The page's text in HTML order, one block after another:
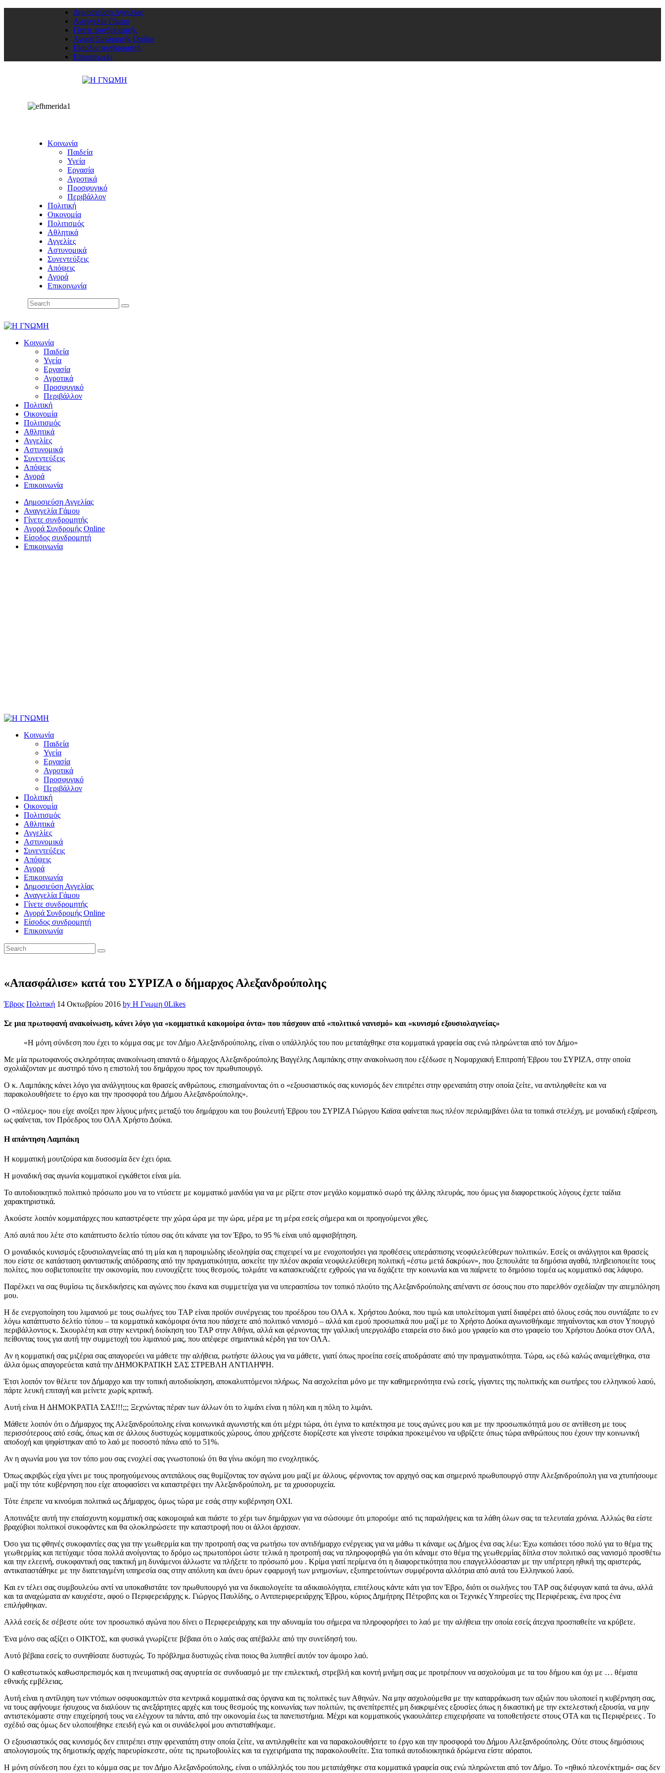
Δημοσιεύση Αγγελίας
Αναγγελία Γάμου
Γίνετε συνδρομητής
Αγορά Συνδρομής Online
Είσοδος συνδρομητή
Επικοινωνία
Κοινωνία
Παιδεία
Υγεία
Εργασία
Αγροτικά
Προσφυγικό
Περιβάλλον
Πολιτική
Οικονομία
Πολιτισμός
Αθλητικά
Αγγελίες
Αστυνομικά
Συνεντεύξεις
Απόψεις
Αγορά
Επικοινωνία
Κοινωνία
Παιδεία
Υγεία
Εργασία
Αγροτικά
Προσφυγικό
Περιβάλλον
Πολιτική
Οικονομία
Πολιτισμός
Αθλητικά
Αγγελίες
Αστυνομικά
Συνεντεύξεις
Απόψεις
Αγορά
Επικοινωνία
Δημοσιεύση Αγγελίας
Αναγγελία Γάμου
Γίνετε συνδρομητής
Αγορά Συνδρομής Online
Είσοδος συνδρομητή
Επικοινωνία
Κοινωνία
Παιδεία
Υγεία
Εργασία
Αγροτικά
Προσφυγικό
Περιβάλλον
Πολιτική
Οικονομία
Πολιτισμός
Αθλητικά
Αγγελίες
Αστυνομικά
Συνεντεύξεις
Απόψεις
Αγορά
Επικοινωνία
Δημοσιεύση Αγγελίας
Αναγγελία Γάμου
Γίνετε συνδρομητής
Αγορά Συνδρομής Online
Είσοδος συνδρομητή
Επικοινωνία
«Απασφάλισε» κατά του ΣΥΡΙΖΑ ο δήμαρχος Αλεξανδρούπολης
Έβρος Πολιτική 14 Οκτωβρίου 2016 by Η Γνωμη 0Likes
Σε μια πρωτοφανή ανακοίνωση, κάνει λόγο για «κομματικά κακομοίρα όντα» που πάσχουν από «πολιτικό νανισμό» και «κυνισμό εξουσιολαγνείας»
«Η μόνη σύνδεση που έχει το κόμμα σας με τον Δήμο Αλεξανδρούπολης, είναι ο υπάλληλός του που μετατάχθηκε στα κομματικά γραφεία σας ενώ πληρώνεται από τον Δήμο»
Με μία πρωτοφανούς σκληρότητας ανακοίνωση απαντά ο δήμαρχος Αλεξανδρούπολης Βαγγέλης Λαμπάκης στην ανακοίνωση που εξέδωσε η Νομαρχιακή Επιτροπή Έβρου του ΣΥΡΙΖΑ, στην οποία
σχολιάζονταν με αυστηρό τόνο η επιστολή του δημάρχου προς τον πρωθυπουργό.
Ο κ. Λαμπάκης κάνει λόγο για ανάλγητους και θρασείς ανθρώπους, επισημαίνοντας ότι ο «εξουσιαστικός σας κυνισμός δεν επιτρέπει στην φρεναπάτη στην οποία ζείτε, να αντιληφθείτε και να
παρακολουθήσετε το έργο και την προσφορά του Δήμου Αλεξανδρούπολης».
Ο «πόλεμος» που είχε ανοίξει πριν λίγους μήνες μεταξύ του δημάρχου και του βουλευτή Έβρου του ΣΥΡΙΖΑ Γιώργου Καϊσα φαίνεται πως πλέον περιλαμβάνει όλα τα τοπικά στελέχη, με μοναδική εξαίρεση,
ως φαίνεται, τον Πρόεδρος του ΟΛΑ Χρήστο Δούκα.
Η απάντηση Λαμπάκη
Η κομματική μουτζούρα και δυσοσμία δεν έχει όρια.
Η μοναδική σας αγωνία κομματικοί εγκάθετοι είναι μία.
Το αυτοδιοικητικό πολιτικό πρόσωπο μου να το ντύσετε με κομματικό μανδύα για να με ρίξετε στον μεγάλο κομματικό σωρό της άλλης πλευράς, που όμως για διαφορετικούς λόγους έχετε ταίδια
χαρακτηριστικά.
Ακούστε λοιπόν κομματάρχες που καταστρέφετε την χώρα ώρα με την ώρα, μέρα με τη μέρα εσείς σήμερα και οι προηγούμενοι χθες.
Από αυτά που λέτε στο κατάπτυστο δελτίο τύπου σας ότι κάνατε για τον Έβρο, το 95 % είναι υπό αμφισβήτηση.
Ο μοναδικός κυνισμός εξουσιολαγνείας από τη μία και η παροιμιώδης ιδεοληψία σας επιχειρεί να με ενοχοποιήσει για προθέσεις υπεράσπισης νεοφιλελεύθερων πολιτικών. Εσείς οι ανάλγητοι και θρασείς
που είστε σε κατάσταση φανταστικής απόδρασης από την πραγματικότητα, ασκείτε την πλέον ακραία νεοφιλελεύθερη πολιτική «έστω μετά δακρύων», που ξεπουλάτε τα δημόσια αγαθά, πληβειοποιείτε τους
πολίτες, που σοβιετοποιείτε την οικονομία, που ευνουχίζετε τους θεσμούς, τολμάτε να κατασκευάζετε εχθρούς για να διχάζετε την κοινωνία και να παίρνετε το δημόσιο τομέα ως κομματικό σας λάφυρο.
Παρέλκει να σας θυμίσω τις διεκδικήσεις και αγώνες που έκανα και συμμετείχα για να υπερασπίσω τον τοπικό πλούτο της Αλεξανδρούπολης απέναντι σε όσους που στο παρελθόν σχεδίαζαν την απεμπόληση
μου.
Η δε ενεργοποίηση του λιμανιού με τους σωλήνες του ΤΑΡ είναι προϊόν συνέργειας του προέδρου του ΟΛΑ κ. Χρήστου Δούκα, που τιμώ και υπολείπομαι γιατί διαφέρει από όλους εσάς που συντάξατε το εν
λόγω κατάπτυστο δελτίο τύπου – τα κομματικά κακόμοιρα όντα που πάσχετε από πολιτικό νανισμό – αλλά και εμού προσωπικά που μαζί με το Χρήστο Δούκα αγωνισθήκαμε πηγαίνοντας και στον Υπουργό
περιβάλλοντος κ. Σκουρλέτη και στην κεντρική διοίκηση του ΤΑΡ στην Αθήνα, αλλά και φέρνοντας την γαλλική υπεργολάβο εταιρεία στο δικό μου γραφείο και στο γραφείο του Χρήστου Δούκα στον ΟΛΑ,
πείθοντας τους για αυτή την συμμετοχή του λιμανιού μας, που απέφερε σημαντικά κέρδη για τον ΟΛΑ.
Αν η κομματική σας μιζέρια σας απαγορεύει να μάθετε την αλήθεια, ρωτήστε άλλους για να μάθετε, γιατί όπως προείπα εσείς αποδράσατε από την πραγματικότητα. Τώρα, ως εδώ καλώς αναμείχθηκα, στα
άλλα όμως απαγορεύεται κατά την ΔΗΜΟΚΡΑΤΙΚΗ ΣΑΣ ΣΤΡΕΒΛΗ ΑΝΤΙΛΗΨΗ.
Έτσι λοιπόν τον θέλετε τον Δήμαρχο και την τοπική αυτοδιοίκηση, αποκαλυπτόμενοι πλήρως. Να ασχολείται μόνο με την καθημερινότητα ενώ εσείς, γίγαντες της πολιτικής και σωτήρες του ελληνικού λαού,
πάρτε λευκή επιταγή και μείνετε χωρίς κριτική.
Αυτή είναι Η ΔΗΜΟΚΡΑΤΙΑ ΣΑΣ!!!;;; Ξεχνώντας πέραν των άλλων ότι το λιμάνι είναι η πόλη και η πόλη το λιμάνι.
Μάθετε λοιπόν ότι ο Δήμαρχος της Αλεξανδρούπολης είναι κοινωνικά αγωνιστής και ότι μέχρι τώρα, ότι έγινα το κατέκτησα με τους αγώνες μου και με την προσωπικότητά μου σε αντίθεση με τους
περισσότερους από εσάς, όπως και σε άλλους δυστυχώς κομματικούς χώρους, όπου χρήζεστε διορίζεστε και γίνεστε τσιράκια προκειμένου να υβρίζετε όπως τώρα ανθρώπους που έχουν την κοινωνική
αποδοχή και ψηφίστηκαν από το λαό με ποσοστό πάνω από το 51%.
Αν η αγωνία μου για τον τόπο μου σας ενοχλεί σας γνωστοποιώ ότι θα γίνω ακόμη πιο ενοχλητικός.
Όπως ακριβώς είχα γίνει με τους προηγούμενους αντιπάλους σας θυμίζοντας τον αγώνα μου μαζί με άλλους, φέρνοντας τον αρχηγό σας και σημερινό πρωθυπουργό στην Αλεξανδρούπολη για να χτυπήσουμε
μαζί την τότε κυβέρνηση που είχε αποφασίσει να καταστρέψει την Αλεξανδρούπολη, με τα χρυσορυχεία.
Τότε έπρεπε να κινούμαι πολιτικά ως Δήμαρχος, όμως τώρα με εσάς στην κυβέρνηση ΟΧΙ.
Αποτινάξτε αυτή την επαίσχυντη κομματική σας κακομοιριά και πιάστε το χέρι των δημάρχων για να σώσουμε ότι μπορούμε από τις παραλήψεις και τα λάθη όλων σας τα τελευταία χρόνια. Αλλιώς θα είστε
βραχύβιοι πολιτικοί συκοφάντες και θα ολοκληρώσετε την καταστροφή που οι άλλοι άρχισαν.
Όσο για τις φθηνές συκοφαντίες σας για την γεωθερμία και την προτροπή σας να ρωτήσω τον αντιδήμαρχο ενέργειας για να μάθω τι κάναμε ως Δήμος ένα σας λέω: Έχω κοπιάσει τόσο πολύ για το θέμα της
γεωθερμίας και πετύχαμε τόσα πολλά ανοίγοντας το δρόμο ως πρωτοπόροι ώστε τελικά η προτροπή σας να πληροφορηθώ για ότι κάναμε στο θέμα της γεωθερμίας δίπλα στον πολιτικό σας νανισμό προσθέτω
και την ελεεινή, συκοφαντική σας τακτική μη δυνάμενοι άλλωστε να πλήξετε το πρόσωπό μου . Κρίμα γιατί περίμενα ότι η διαφορετικότητα που επαγγελλόσασταν με την υπέρτερη ηθική της αριστεράς,
αντικαταστάθηκε με την διατεταγμένη υπηρεσία σας στην απόλυτη και άνευ όρων εφαρμογή των μνημονίων, εξυπηρετούντων συμφέροντα αλλότρια από αυτά του Ελληνικού λαού.
Και εν τέλει σας συμβουλεύω αντί να υποκαθιστάτε τον πρωθυπουργό για να δικαιολογείτε τα αδικαιολόγητα, επιτέλους κάντε κάτι για τον Έβρο, διότι οι σωλήνες του ΤΑΡ σας διέφυγαν κατά τα άνω, αλλά
και τα αναχώματα αν καυχιέστε, αφού ο Περιφερειάρχης κ. Γιώργος Παυλίδης, ο Αντιπεριφερειάρχης Έβρου, κύριος Δημήτρης Πέτροβιτς και οι Τεχνικές Υπηρεσίες της Περιφέρειας, ένα προς ένα
επιλήφθηκαν.
Αλλά εσείς δε σέβεστε ούτε τον προσωπικό αγώνα που δίνει ο Περιφερειάρχης και την αδυναμία του σήμερα να πληροφορήσει το λαό με την αλήθεια την οποία εσείς άτεχνα προσπαθείτε να κρύβετε.
Ένα μόνο σας αξίζει ο ΟΙΚΤΟΣ, και φυσικά γνωρίζετε βέβαια ότι ο λαός σας απέβαλλε από την συνείδησή του.
Αυτό βέβαια εσείς το συνηθίσατε δυστυχώς. Το πρόβλημα δυστυχώς είναι ποιος θα λυπηθεί αυτόν τον άμοιρο λαό.
Ο καθεστωτικός καθωσπρεπισμός και η πνευματική σας αγυρτεία σε συνδυασμό με την επιλεκτική, στρεβλή και κοντή μνήμη σας με προτρέπουν να ασχολούμαι με τα του δήμου και όχι με … θέματα
εθνικής εμβέλειας.
Αυτή είναι η αντίληψη των ντόπιων οσφυοκαμπτών στα κεντρικά κομματικά σας όργανα και τις πολιτικές των Αθηνών. Να μην ασχολούμεθα με την καταρράκωση των αξιών που υλοποιεί η κυβέρνηση σας,
να τους αφήνουμε ήσυχους να διαλύουν τις ανεξάρτητες αρχές και τους θεσμούς της κοινωνίας των πολιτών, τις ανεπίτρεπτές μη διακριμένες εξουσίες όπως η δικαστική με την εκτελεστική εξουσία, να μην
αντιστεκόμαστε στην επιχείρησή τους να ελέγχουν τα πάντα, από την οικονομία έως τα πανεπιστήμια. Μέχρι και κομματικούς γκαουλάιτερ επιχειρήσατε να τοποθετήσετε στους ΟΤΑ και τις Περιφέρειες . Το
σχέδιό σας όμως δεν υλοποιήθηκε επειδή εγώ και οι συνάδελφοί μου αντισταθήκαμε.
Ο εξουσιαστικός σας κυνισμός δεν επιτρέπει στην φρεναπάτη στην οποία ζείτε, να αντιληφθείτε και να παρακολουθήσετε το έργο και την προσφορά του Δήμου Αλεξανδρούπολης. Ούτε στους δημόσιους
απολογισμούς της δημοτικής αρχής παρευρίσκεστε, ούτε τις πρωτοβουλίες και τα εγχειρήματα της παρακολουθείτε. Στα τοπικά αυτοδιοικητικά δρώμενα είστε αόρατοι.
Η μόνη σύνδεση που έχει το κόμμα σας με τον Δήμο Αλεξανδρούπολης, είναι ο υπάλληλός του που μετατάχθηκε στα κομματικά γραφεία σας ενώ πληρώνεται από τον Δήμο. Το «ηθικό πλεονέκτημά» σας δεν